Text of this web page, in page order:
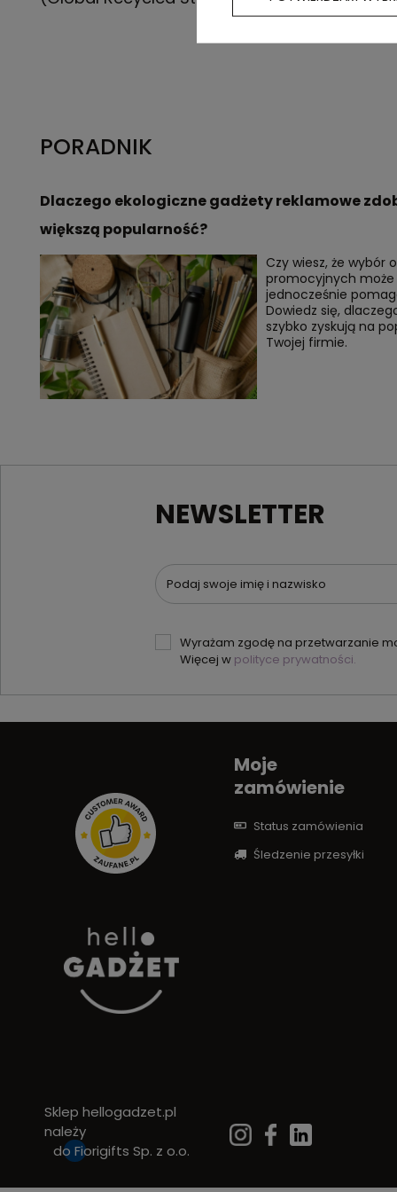
PORADNIK
Dlaczego ekologiczne gadżety reklamowe
większą popularność?
Czy wiesz, że wybór
promocyjnych może
jednocześnie
Dowiedz się,
szybko zyskują na
Twojej firmie.
NEWSLETTER
Podaj swoje imię i nazwisko
Wyrażam zgodę na przetwarzanie
Więcej w polityce prywatności.
Sklep hellogadzet.pl
należy
do Fiorigifts Sp. z o.o.
Moje
zamówienie
Status zamówienia
Śledzenie przesyłki